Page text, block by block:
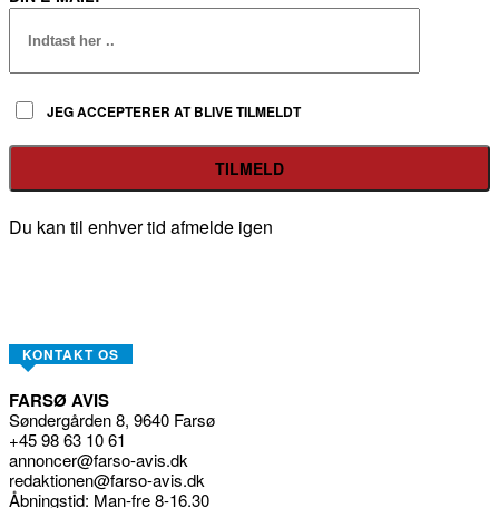
JEG ACCEPTERER AT BLIVE TILMELDT
Du kan til enhver tid afmelde igen
KONTAKT OS
FARSØ AVIS
Søndergården 8, 9640 Farsø
+45 98 63 10 61
annoncer@farso-avis.dk
redaktionen@farso-avis.dk
Åbningstid: Man-fre 8-16.30